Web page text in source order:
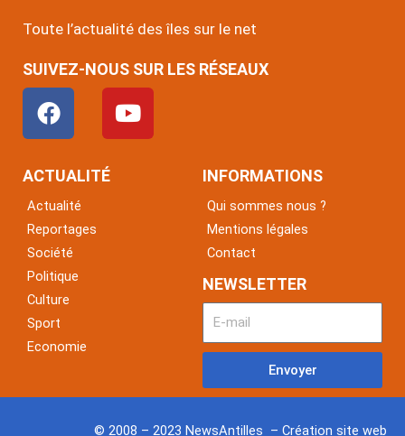
Toute l’actualité des îles sur le net
SUIVEZ-NOUS SUR LES RÉSEAUX
F
a
c
e
o
o
k
Y
o
u
ACTUALITÉ
Actualité
Reportages
Société
Politique
Culture
Sport
Economie
INFORMATIONS
Qui sommes nous ?
Mentions légales
Contact
NEWSLETTER
Envoyer
© 2008 – 2023 NewsAntilles – Création site web